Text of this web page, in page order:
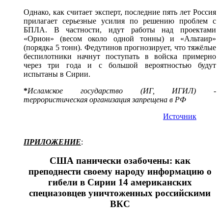
Однако, как считает эксперт, последние пять лет Россия
прилагает серьезные усилия по решению проблем с
БПЛА. В частности, идут работы над проектами
«Орион» (весом около одной тонны) и «Альтаир»
(порядка 5 тонн). Федутинов прогнозирует, что тяжёлые
беспилотники начнут поступать в войска примерно
через три года и с большой вероятностью будут
испытаны в Сирии.
*Исламское государство (ИГ, ИГИЛ) -
террористическая организация запрещена в РФ
Источник
ПРИЛОЖЕНИЕ:
США панически озабочены: как
преподнести своему народу информацию о
гибели в Сирии 14 американских
спецназовцев уничтоженных российскими
ВКС